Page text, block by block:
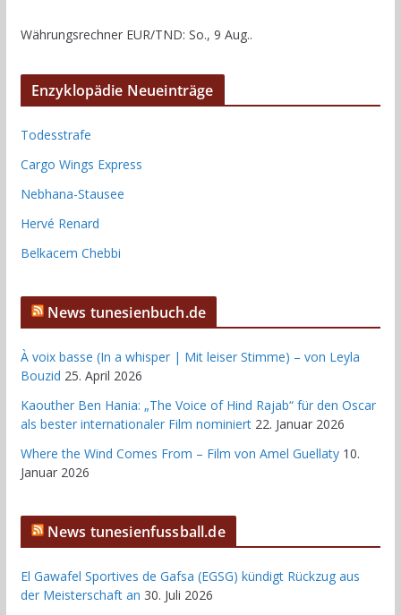
Währungsrechner EUR/TND: So., 9 Aug..
Enzyklopädie Neueinträge
Todesstrafe
Cargo Wings Express
Nebhana-Stausee
Hervé Renard
Belkacem Chebbi
News tunesienbuch.de
À voix basse (In a whisper | Mit leiser Stimme) – von Leyla
Bouzid 25. April 2026
Kaouther Ben Hania: „The Voice of Hind Rajab“ für den Oscar
als bester internationaler Film nominiert 22. Januar 2026
Where the Wind Comes From – Film von Amel Guellaty 10.
Januar 2026
News tunesienfussball.de
El Gawafel Sportives de Gafsa (EGSG) kündigt Rückzug aus
der Meisterschaft an 30. Juli 2026